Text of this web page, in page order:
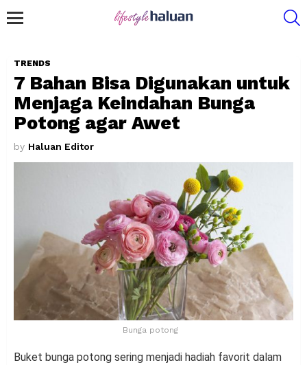
TRENDS
7 Bahan Bisa Digunakan untuk
Menjaga Keindahan Bunga
Potong agar Awet
by Haluan Editor
Bunga potong
Buket bunga potong sering menjadi hadiah favorit dalam